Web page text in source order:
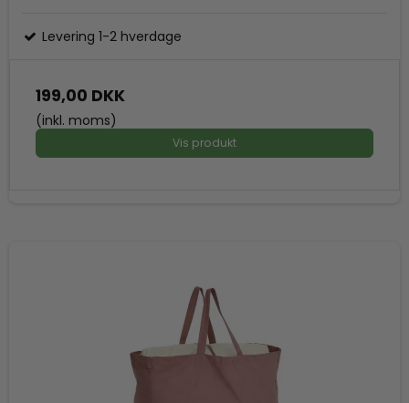
Levering 1-2 hverdage
199,00 DKK
(inkl. moms)
Vis produkt